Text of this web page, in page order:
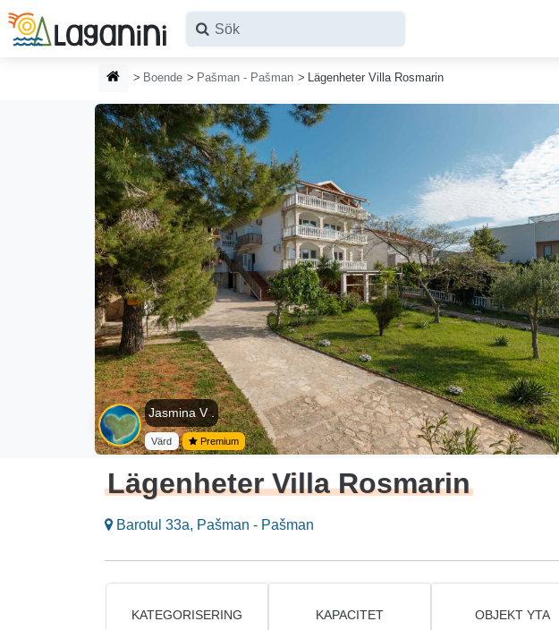
Hoppa till huvudinnehållet
HEMSIDA
Boende Pašman - Pašman Lägenheter Villa Rosmarin
Jasmina V .
Värd Premium
Lägenheter Villa Rosmarin
Barotul 33a, Pašman - Pašman
KATEGORISERING KAPACITET OBJEKT YTA